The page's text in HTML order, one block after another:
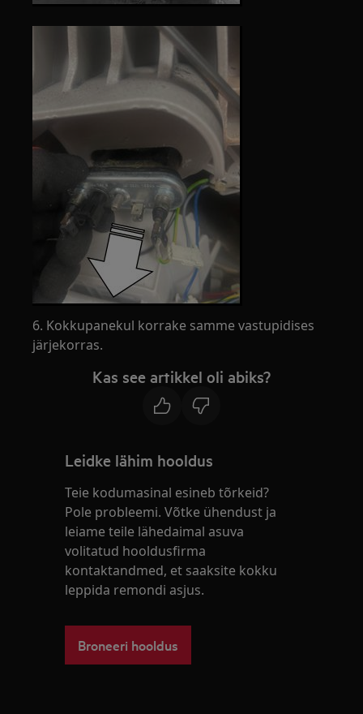
6. Kokkupanekul korrake samme vastupidises
järjekorras.
Kas see artikkel oli abiks?
Leidke lähim hooldus
Teie kodumasinal esineb tõrkeid?
Pole probleemi. Võtke ühendust ja
leiame teile lähedaimal asuva
volitatud hooldusfirma
kontaktandmed, et saaksite kokku
leppida remondi asjus.
Broneeri hooldus